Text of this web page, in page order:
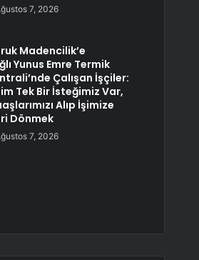
7, 2026
Madencilik’e
Yunus Emre Termik
Çalışan İşçiler:
Tek Bir İsteğimiz Var,
Alıp İşimize
Dönmek
7, 2026